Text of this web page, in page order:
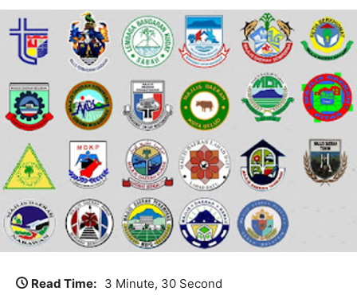
Read Time: 3 Minute, 30 Second